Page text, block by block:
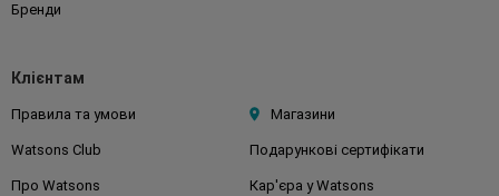
Бренди
Клієнтам
Правила та умови Магазини
Watsons Club Подарункові сертифікати
Про Watsons Кар'єра у Watsons